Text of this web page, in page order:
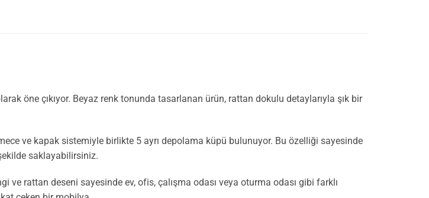
öne çıkıyor. Beyaz renk tonunda tasarlanan ürün, rattan dokulu detaylarıyla şık bir
ve kapak sistemiyle birlikte 5 ayrı depolama küpü bulunuyor. Bu özelliği sayesinde
saklayabilirsiniz.
ve rattan deseni sayesinde ev, ofis, çalışma odası veya oturma odası gibi farklı